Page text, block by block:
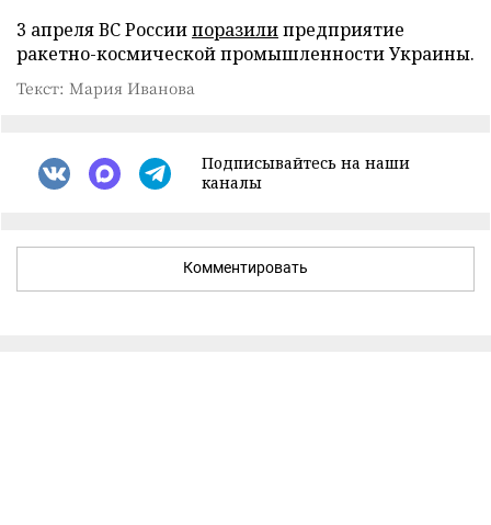
3 апреля ВС Россиипоразилипредприятие
ракетно-космической промышленности Украины.
Текст: Мария Иванова
Подписывайтесь на наши
каналы
Комментировать